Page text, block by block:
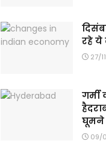
रहे ये
27/
गर्मी
घूमने
09/